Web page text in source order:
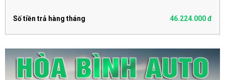
Số tiền trả hàng tháng 46.224.000 đ